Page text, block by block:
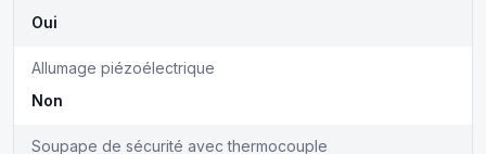
Oui
Allumage piézoélectrique
Non
Soupape de sécurité avec thermocouple